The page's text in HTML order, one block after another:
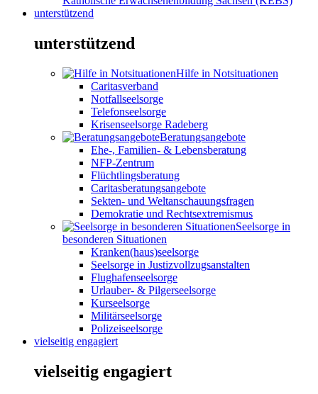
unterstützend
unterstützend
Hilfe in Notsituationen
Caritasverband
Notfallseelsorge
Telefonseelsorge
Krisenseelsorge Radeberg
Beratungsangebote
Ehe-, Familien- & Lebensberatung
NFP-Zentrum
Flüchtlingsberatung
Caritasberatungsangebote
Sekten- und Weltanschauungsfragen
Demokratie und Rechtsextremismus
Seelsorge in
besonderen Situationen
Kranken(haus)seelsorge
Seelsorge in Justizvollzugsanstalten
Flughafenseelsorge
Urlauber- & Pilgerseelsorge
Kurseelsorge
Militärseelsorge
Polizeiseelsorge
vielseitig engagiert
vielseitig engagiert